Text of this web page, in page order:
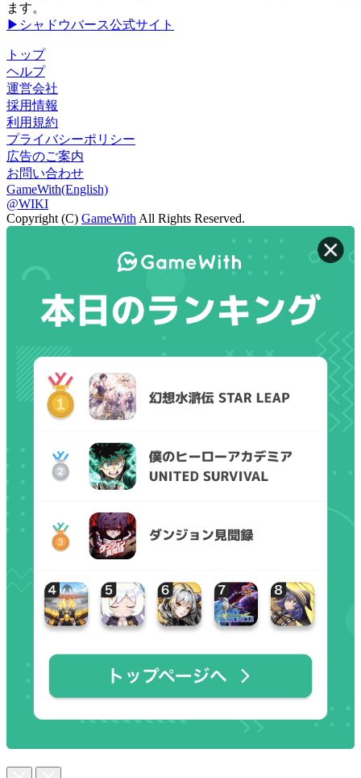
ます。
▶シャドウバース公式サイト
トップ
ヘルプ
運営会社
採用情報
利用規約
プライバシーポリシー
広告のご案内
お問い合わせ
GameWith(English)
@WIKI
Copyright (C) GameWith All Rights Reserved.